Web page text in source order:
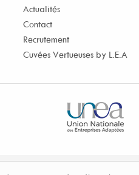
Actualités
Contact
Recrutement
Cuvées Vertueuses by L.E.A